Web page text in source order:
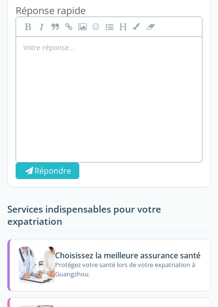
Réponse rapide
Répondre
Services indispensables pour votre
expatriation
Choisissez la meilleure assurance santé
Protégez votre santé lors de votre expatriation à
Guangzhou.